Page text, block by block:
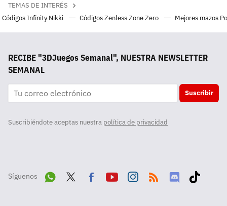
TEMAS DE INTERÉS
Códigos Infinity Nikki
Códigos Zenless Zone Zero Mejores mazos
RECIBE "3DJuegos Semanal", NUESTRA NEWSLETTER
SEMANAL
Suscribir
Suscribiéndote aceptas nuestra política de privacidad
Síguenos